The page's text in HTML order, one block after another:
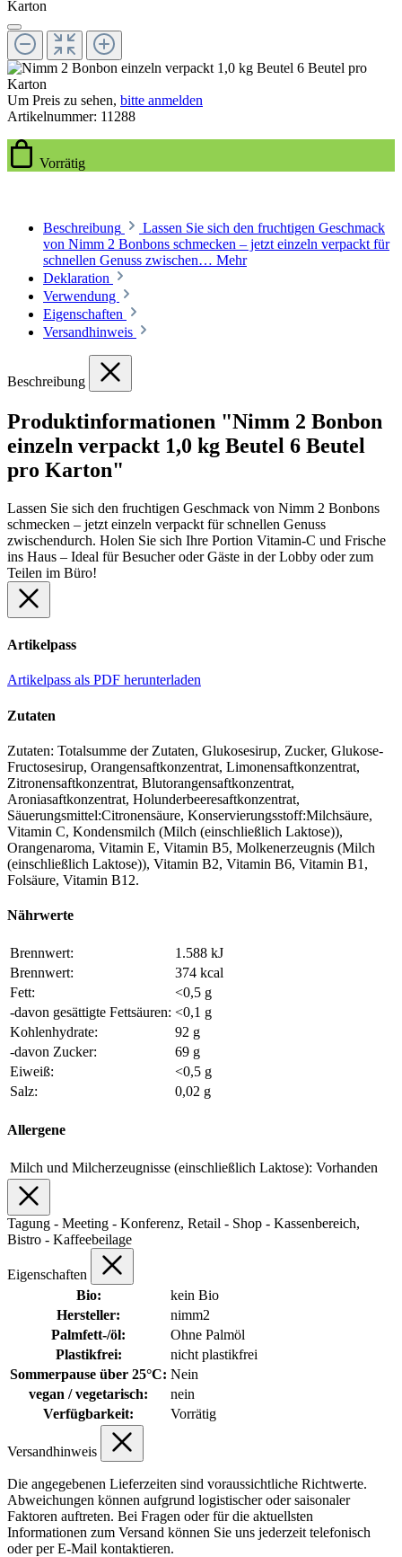
Um Preis zu sehen, bitte anmelden
Artikelnummer: 11288
Vorrätig
Beschreibung
Lassen Sie sich den fruchtigen Geschmack
von Nimm 2 Bonbons schmecken – jetzt einzeln verpackt für
schnellen Genuss zwischen… Mehr
Deklaration
Verwendung
Eigenschaften
Versandhinweis
Beschreibung
Produktinformationen "Nimm 2 Bonbon
einzeln verpackt 1,0 kg Beutel 6 Beutel
pro Karton"
Lassen Sie sich den fruchtigen Geschmack von Nimm 2 Bonbons
schmecken – jetzt einzeln verpackt für schnellen Genuss
zwischendurch. Holen Sie sich Ihre Portion Vitamin-C und Frische
ins Haus – Ideal für Besucher oder Gäste in der Lobby oder zum
Teilen im Büro!
Artikelpass
Artikelpass als PDF herunterladen
Zutaten
Zutaten: Totalsumme der Zutaten, Glukosesirup, Zucker, Glukose-
Fructosesirup, Orangensaftkonzentrat, Limonensaftkonzentrat,
Zitronensaftkonzentrat, Blutorangensaftkonzentrat,
Aroniasaftkonzentrat, Holunderbeeresaftkonzentrat,
Säuerungsmittel:Citronensäure, Konservierungsstoff:Milchsäure,
Vitamin C, Kondensmilch (Milch (einschließlich Laktose)),
Orangenaroma, Vitamin E, Vitamin B5, Molkenerzeugnis (Milch
(einschließlich Laktose)), Vitamin B2, Vitamin B6, Vitamin B1,
Folsäure, Vitamin B12.
Nährwerte
Brennwert:
1.588 kJ
Brennwert:
374 kcal
Fett:
<0,5 g
-davon gesättigte Fettsäuren: <0,1 g
Kohlenhydrate:
92 g
-davon Zucker:
69 g
Eiweiß:
<0,5 g
Salz:
0,02 g
Allergene
Milch und Milcherzeugnisse (einschließlich Laktose): Vorhanden
Tagung - Meeting - Konferenz, Retail - Shop - Kassenbereich,
Bistro - Kaffeebeilage
Eigenschaften
Bio:
kein Bio
Hersteller:
nimm2
Palmfett-/öl:
Ohne Palmöl
Plastikfrei:
nicht plastikfrei
Sommerpause über 25°C: Nein
vegan / vegetarisch:
nein
Verfügbarkeit:
Vorrätig
Versandhinweis
Die angegebenen Lieferzeiten sind voraussichtliche Richtwerte.
Abweichungen können aufgrund logistischer oder saisonaler
Faktoren auftreten. Bei Fragen oder für die aktuellsten
Informationen zum Versand können Sie uns jederzeit telefonisch
oder per E-Mail kontaktieren.